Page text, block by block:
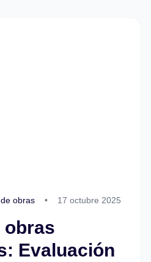
obras • 17 octubre 2025
obras
Evaluación